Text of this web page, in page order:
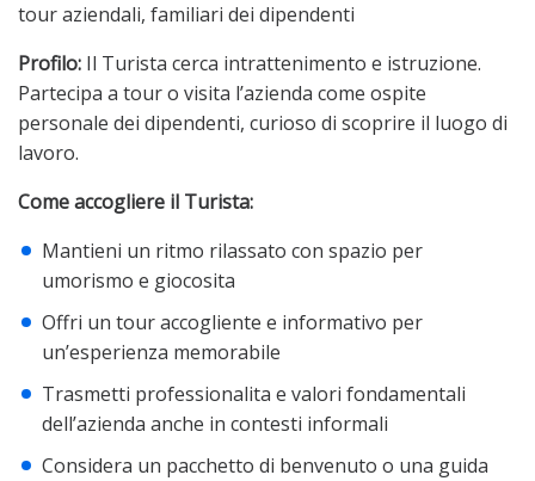
tour aziendali, familiari dei dipendenti
Profilo: Il Turista cerca intrattenimento e istruzione.
Partecipa a tour o visita l’azienda come ospite
personale dei dipendenti, curioso di scoprire il luogo di
lavoro.
Come accogliere il Turista:
Mantieni un ritmo rilassato con spazio per
umorismo e giocosita
Offri un tour accogliente e informativo per
un’esperienza memorabile
Trasmetti professionalita e valori fondamentali
dell’azienda anche in contesti informali
Considera un pacchetto di benvenuto o una guida